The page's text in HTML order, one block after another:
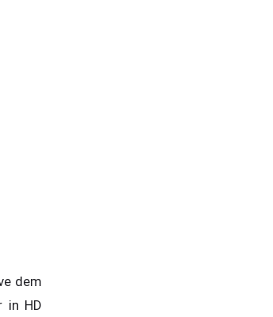
dem
in HD